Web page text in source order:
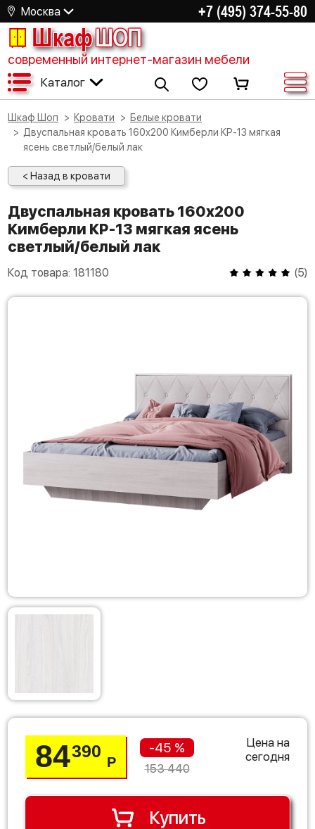
Москва +7 (495) 374-55-80
ШкафШОП
современный интернет-магазин мебели
Каталог
Шкаф Шоп Кровати
Белые кровати
Двуспальная кровать 160х200 Кимберли КР-13 мягкая
ясень светлый/белый лак
< Назад в кровати
Двуспальная кровать 160х200
Кимберли КР-13 мягкая ясень
светлый/белый лак
Код товара: 181180 (5)
84390
Р
-45 %
153 440
Цена на
сегодня
Купить